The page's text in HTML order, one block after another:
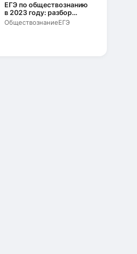
ЕГЭ по обществознанию
в 2023 году: разбор
задания № 21
ОбществознаниеЕГЭ